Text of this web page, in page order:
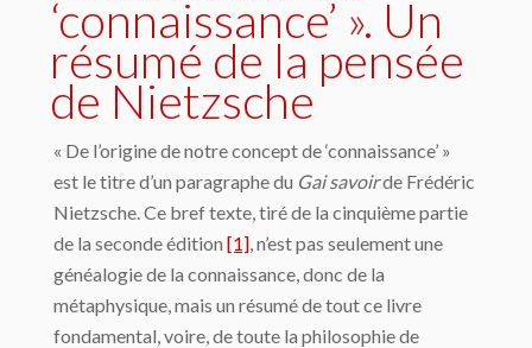
‘connaissance’ ». Un
résumé de la pensée
de Nietzsche
« De l’origine de notre concept de ‘connaissance’ »
est le titre d’un paragraphe du Gai savoirde Frédéric
Nietzsche. Ce bref texte, tiré de la cinquième partie
de la seconde édition [1], n’est pas seulement une
généalogie de la connaissance, donc de la
métaphysique, mais un résumé de tout ce livre
fondamental, voire, de toute la philosophie de